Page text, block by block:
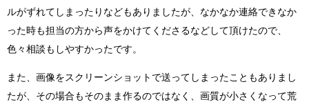
ルがずれてしまったりなどもありましたが、なかなか連絡できなか
った時も担当の方から声をかけてくださるなどして頂けたので、
色々相談もしやすかったです。
また、画像をスクリーンショットで送ってしまったこともありまし
たが、その場合もそのまま作るのではなく、画質が小さくなって荒